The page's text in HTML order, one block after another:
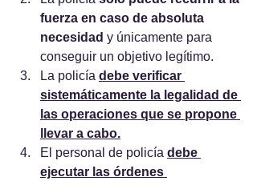
fuerza en caso de absoluta
necesidad y únicamente para
conseguir un objetivo legítimo.
La policía debe verificar
sistemáticamente la legalidad de
las operaciones que se propone
llevar a cabo.
El personal de policía debe
ejecutar las órdenes